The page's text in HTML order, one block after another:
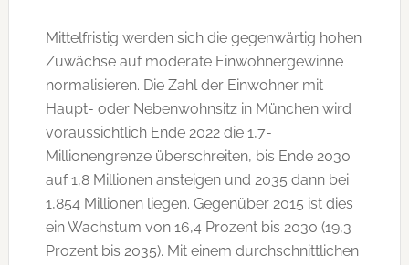
Mittelfristig werden sich die gegenwärtig hohen
Zuwächse auf moderate Einwohnergewinne
normalisieren. Die Zahl der Einwohner mit
Haupt- oder Nebenwohnsitz in München wird
voraussichtlich Ende 2022 die 1,7-
Millionengrenze überschreiten, bis Ende 2030
auf 1,8 Millionen ansteigen und 2035 dann bei
1,854 Millionen liegen. Gegenüber 2015 ist dies
ein Wachstum von 16,4 Prozent bis 2030 (19,3
Prozent bis 2035). Mit einem durchschnittlichen